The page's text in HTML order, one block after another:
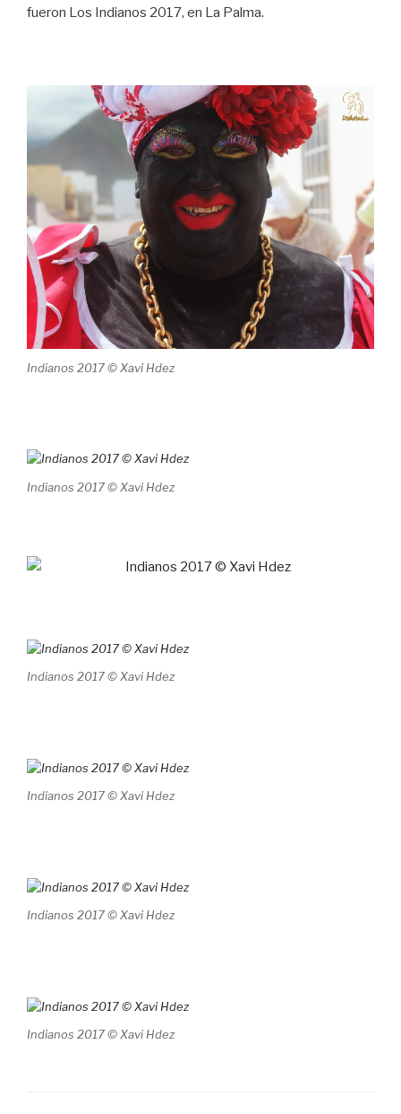
fueron Los Indianos 2017, en La Palma.
Indianos 2017 © Xavi Hdez
Indianos 2017 © Xavi Hdez
Indianos 2017 © Xavi Hdez
Indianos 2017 © Xavi Hdez
Indianos 2017 © Xavi Hdez
Indianos 2017 © Xavi Hdez